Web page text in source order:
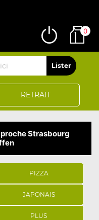
RETRAIT
0
Strasbourg
PIZZA
JAPONAIS
PLUS